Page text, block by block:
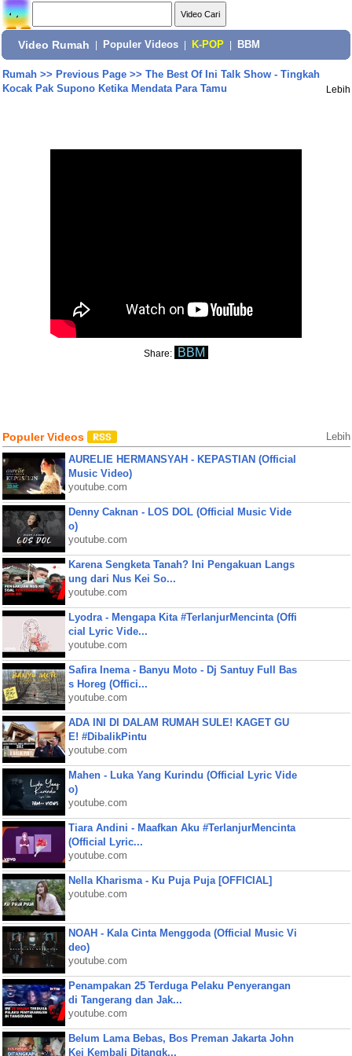
Video Rumah Populer Videos K-POP BBM
Rumah>> Previous Page>> The Best Of Ini Talk Show - Tingkah
Kocak Pak Supono Ketika Mendata Para Tamu
Lebih
Share: BBM
Populer Videos Lebih
AURELIE HERMANSYAH - KEPASTIAN (Official
Music Video)
youtube.com
Denny Caknan - LOS DOL (Official Music Vide
o)
youtube.com
Karena Sengketa Tanah? Ini Pengakuan Langs
ung dari Nus Kei So...
youtube.com
Lyodra - Mengapa Kita #TerlanjurMencinta (Offi
cial Lyric Vide...
youtube.com
Safira Inema - Banyu Moto - Dj Santuy Full Bas
s Horeg (Offici...
youtube.com
ADA INI DI DALAM RUMAH SULE! KAGET GU
E! #DibalikPintu
youtube.com
Mahen - Luka Yang Kurindu (Official Lyric Vide
o)
youtube.com
Tiara Andini - Maafkan Aku #TerlanjurMencinta
(Official Lyric...
youtube.com
Nella Kharisma - Ku Puja Puja [OFFICIAL]
youtube.com
NOAH - Kala Cinta Menggoda (Official Music Vi
deo)
youtube.com
Penampakan 25 Terduga Pelaku Penyerangan
di Tangerang dan Jak...
youtube.com
Belum Lama Bebas, Bos Preman Jakarta John
Kei Kembali Ditangk...